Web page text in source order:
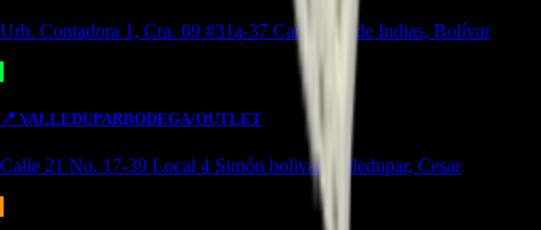
Urb. Contadora 1, Cra. 69 #31a-37 Cartagena de Indias, Bolívar
📍 VALLEDUPARBODEGA/OUTLET
Calle 21 No. 17-39 Local 4 Simón bolivar Valledupar, Cesar